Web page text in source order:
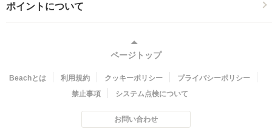
ポイントについて
ページトップ
Beachとは 利用規約 クッキーポリシー
プライバシーポリシー
禁止事項
システム点検について
お問い合わせ